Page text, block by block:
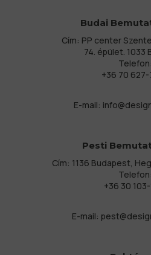
Budai
Cím: PP center
74. épület. 1033
Telefon:
+36 70
E-mail:
Pesti
Cím: 1136 Budapest,
Telefon:
+36 30 103-
E-mail: